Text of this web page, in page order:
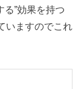
る”効果を持つ
いますのでこれ